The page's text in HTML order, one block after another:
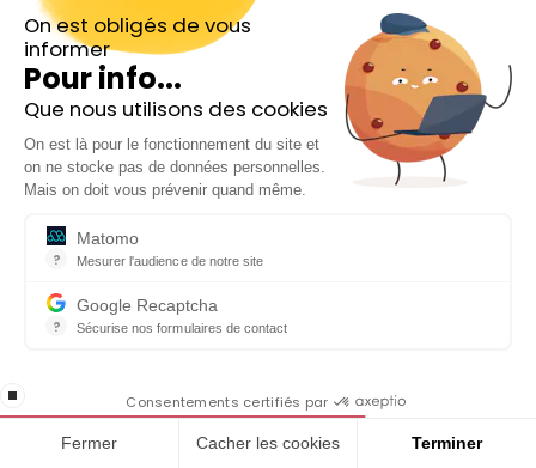
On est obligés de vous
informer
Pour info...
Que nous utilisons des cookies
On est là pour le fonctionnement du site et
on ne stocke pas de données personnelles.
Mais on doit vous prévenir quand même.
?
Matomo
Mesurer l'audience de notre site
?
Google Recaptcha
Sécurise nos formulaires de contact
stop loading Consentements certifiés par
Fermer Cacher les cookies Terminer
Banque
Bourse
Crypto monnaie
Devenir rentier
Produits financiers
Trading
Bons plans
Inscrivez-vous gratuitement à
notre Newsletter hebdo
En cadeau notre ebook
politique de confidentialité de ce site